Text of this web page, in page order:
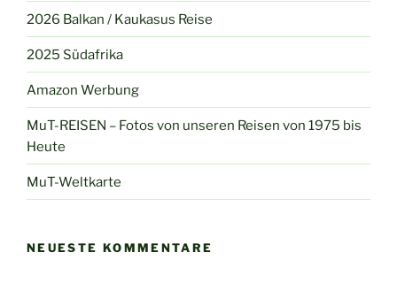
2026 Balkan / Kaukasus Reise
2025 Südafrika
Amazon Werbung
MuT-REISEN – Fotos von unseren Reisen von 1975 bis
Heute
MuT-Weltkarte
NEUESTE KOMMENTARE